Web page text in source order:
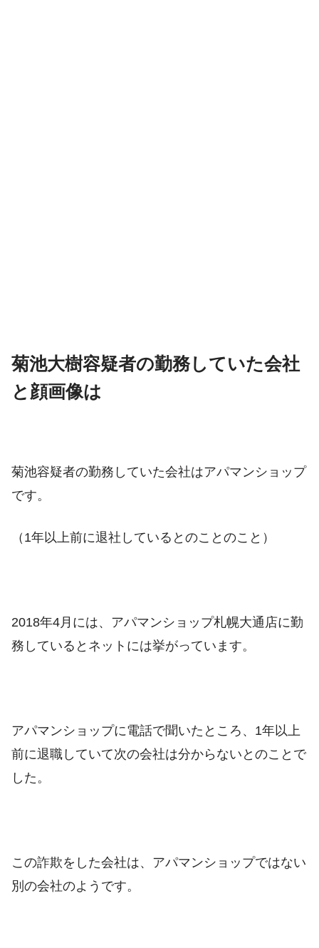
菊池大樹容疑者の勤務していた会社
と顔画像は
菊池容疑者の勤務していた会社はアパマンショップ
です。
（1年以上前に退社しているとのことのこと）
2018年4月には、 アパマンショップ札幌大通店に勤
務しているとネットには挙がっています。
アパマンショップに電話で聞いたところ、1年以上
前に退職していて次の会社は分からないとのことで
した。
この詐欺をした会社は、アパマンショップではない
別の会社のようです。